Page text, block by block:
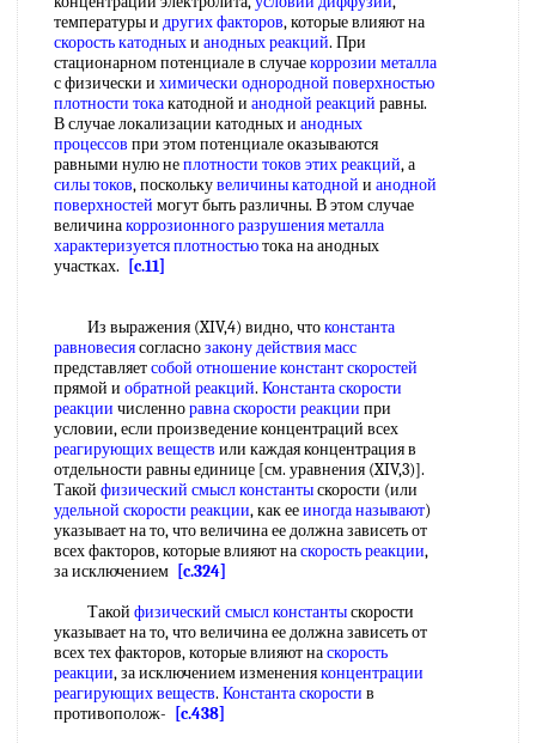
температуры и других факторов, которые влияют на
скорость катодныхи анодных реакций. При
стационарном потенциале в случаекоррозии металла
с физически и химически однородной поверхностью
плотности токакатодной и анодной реакций равны.
В случае локализации катодных и анодных
процессов при этом потенциале оказываются
равными нулю неплотности токов этих реакций, а
силы токов, посколькувеличины катодной и анодной
поверхностей могут быть различны. В этом случае
величинакоррозионного разрушения металла
характеризуется плотностьютока на анодных
участках.
[c.11]
Из выражения (XIV,4) видно, чтоконстанта
равновесиясогласнозакону действия масс
представляетсобой отношение констант скоростей
прямой и обратной реакций. Константа скорости
реакции численноравна скорости реакции при
условии, если произведение концентраций всех
реагирующих веществ или каждая концентрация в
отдельности равны единице [см. уравнения (XIV,3)].
Такой физический смысл константыскорости (или
удельной скорости реакции, как ееиногда называют)
указывает на то, что величина ее должна зависеть от
всех факторов, которые влияют наскорость реакции,
за исключением [c.324]
Такой физический смысл константыскорости
указывает на то, что величина ее должна зависеть от
всех тех факторов, которые влияют наскорость
реакции, за исключением измененияконцентрации
реагирующих веществ. Константа скорости в
противополож-
[c.438]